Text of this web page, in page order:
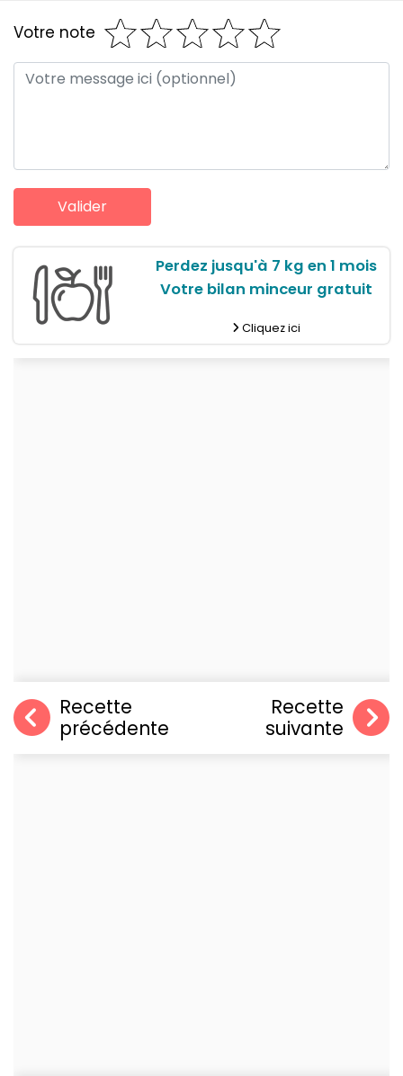
Votre note
Perdez jusqu'à 7 kg en 1 mois
Votre bilan minceur gratuit
Cliquez ici
Recette
précédente
Recette
suivante